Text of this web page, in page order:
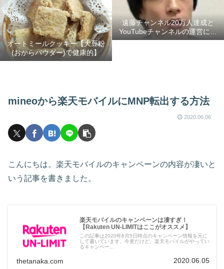
オートミールクッキー【大豆粉
(おからパウダー)で健康的】
遠藤チャンネル20万人達成と
YouTubeチャンネルの運営につ
いて【2020年6月】
mineoから楽天モバイルにMNP転出する方法
2020.06.06
こんにちは。楽天モバイルのキャンペーンの内容が凄いと
いう記事を書きました。
楽天モバイルのキャンペーンは凄すぎ！
【Rakuten UN-LIMITはここがオススメ】
この記事は2020年6月5日時点のキャンペーン情報を元に
して書いています。今更だけど、楽天モバイルがやってい
るキャンペー...
thetanaka.com 2020.06.05